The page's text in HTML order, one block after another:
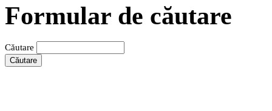
Formular de căutare
Căutare